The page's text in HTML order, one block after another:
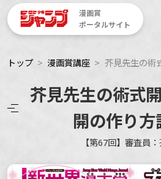
漫画賞
ポータルサイト
トップ 漫画賞講座 芥見先生の術
芥見先生の術式
開の作り方
【第67回】審査員